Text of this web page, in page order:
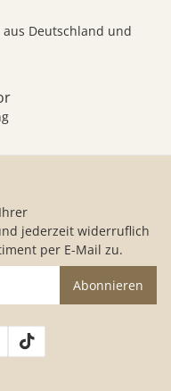
Deutschland und
jederzeit widerruflich
per E-Mail zu.
Abonnieren